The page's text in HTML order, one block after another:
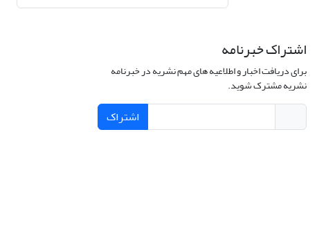
اشتراک خبرنامه
برای دریافت اخبار و اطلاعیه های مهم نشریه در خبرنامه
نشریه مشترک شوید.
اشتراک